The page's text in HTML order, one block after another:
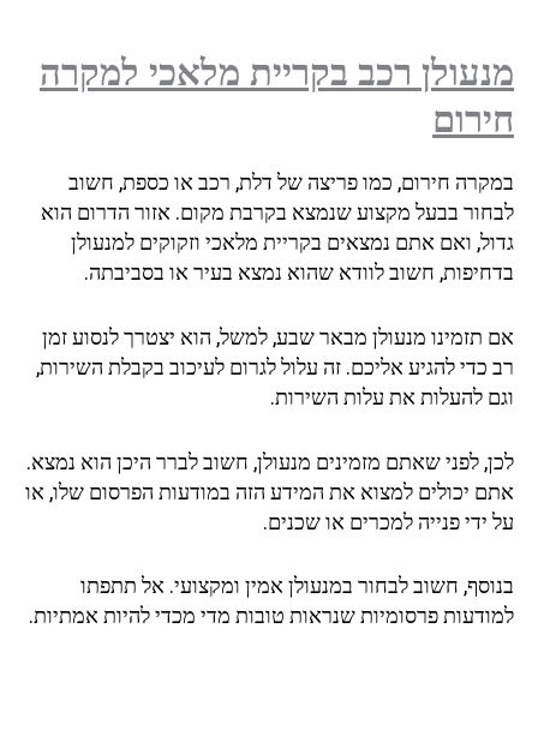
רכב בקריית מלאכי למקרה
חירום, כמו פריצה של דלת, רכב או כספת, חשוב
בבעל מקצוע שנמצא בקרבת מקום. אזור הדרום הוא
ואם אתם נמצאים בקריית מלאכי וזקוקים למנעולן
חשוב לוודא שהוא נמצא בעיר או בסביבתה.
תזמינו מנעולן מבאר שבע, למשל, הוא יצטרך לנסוע זמן
כדי להגיע אליכם. זה עלול לגרום לעיכוב בקבלת השירות,
להעלות את עלות השירות.
לפני שאתם מזמינים מנעולן, חשוב לברר היכן הוא נמצא.
יכולים למצוא את המידע הזה במודעות הפרסום שלו, או
ידי פנייה למכרים או שכנים.
חשוב לבחור במנעולן אמין ומקצועי. אל תתפתו
פרסומיות שנראות טובות מדי מכדי להיות אמתיות.